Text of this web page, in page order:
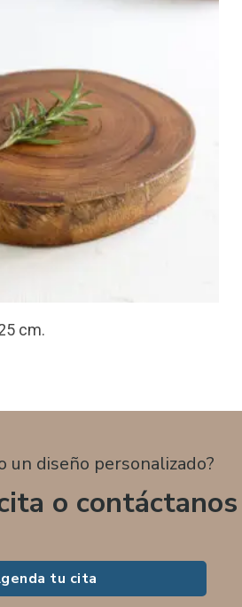
cm.
un diseño personalizado?
o contáctanos
tu cita